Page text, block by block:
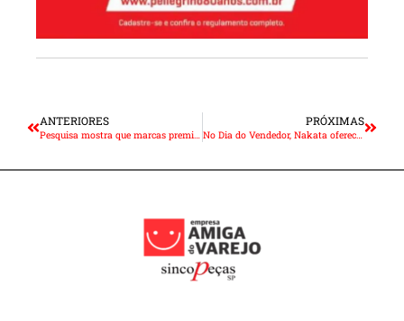
ANTERIORES
Pesquisa mostra que marcas premium valorizaram mais que a média do mercado
PRÓXIMAS
No Dia do Vendedor, Nakata oferece material para potencializar a força de vendas